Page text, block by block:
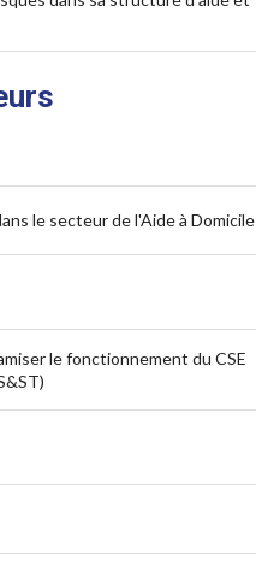
le secteur de l'Aide à Domicile
le fonctionnement du CSE